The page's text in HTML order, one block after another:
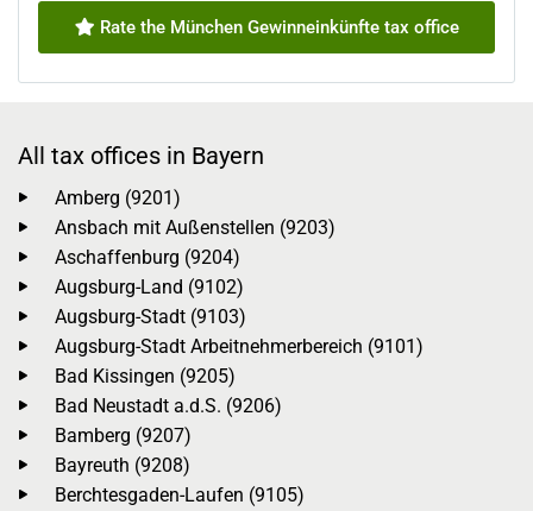
Rate the München Gewinneinkünfte tax office
All tax offices in Bayern
Amberg (9201)
Ansbach mit Außenstellen (9203)
Aschaffenburg (9204)
Augsburg-Land (9102)
Augsburg-Stadt (9103)
Augsburg-Stadt Arbeitnehmerbereich (9101)
Bad Kissingen (9205)
Bad Neustadt a.d.S. (9206)
Bamberg (9207)
Bayreuth (9208)
Berchtesgaden-Laufen (9105)